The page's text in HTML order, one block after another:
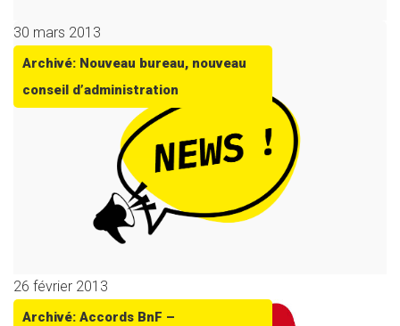
30 mars 2013
Archivé: Nouveau bureau, nouveau
conseil d’administration
26 février 2013
Archivé: Accords BnF –